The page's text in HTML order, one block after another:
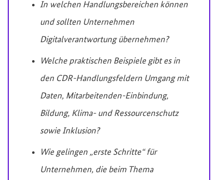
In welchen Handlungsbereichen können
und sollten Unternehmen
Digitalverantwortung übernehmen?
Welche praktischen Beispiele gibt es in
den CDR-Handlungsfeldern Umgang mit
Daten, Mitarbeitenden-Einbindung,
Bildung, Klima- und Ressourcenschutz
sowie Inklusion?
Wie gelingen „erste Schritte“ für
Unternehmen, die beim Thema